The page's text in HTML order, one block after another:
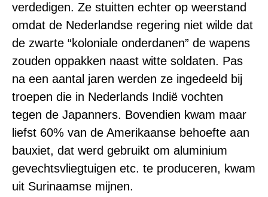
verdedigen. Ze stuitten echter op weerstand
omdat de Nederlandse regering niet wilde dat
de zwarte “koloniale onderdanen” de wapens
zouden oppakken naast witte soldaten. Pas
na een aantal jaren werden ze ingedeeld bij
troepen die in Nederlands Indië vochten
tegen de Japanners. Bovendien kwam maar
liefst 60% van de Amerikaanse behoefte aan
bauxiet, dat werd gebruikt om aluminium
gevechtsvliegtuigen etc. te produceren, kwam
uit Surinaamse mijnen.